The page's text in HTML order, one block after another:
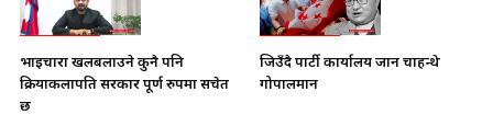
भाइचारा खलबलाउने कुनै पनि
क्रियाकलापप्रति सरकार पूर्ण रुपमा सचेत
छ
जिउँदै पार्टी कार्यालय जान चाहन्थे
गोपालमान